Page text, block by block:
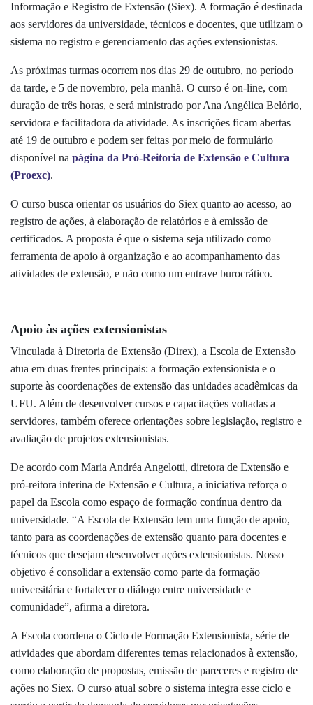
Informação e Registro de Extensão (Siex). A formação é destinada
aos servidores da universidade, técnicos e docentes, que utilizam o
sistema no registro e gerenciamento das ações extensionistas.
As próximas turmas ocorrem nos dias 29 de outubro, no período
da tarde, e 5 de novembro, pela manhã. O curso é on-line, com
duração de três horas, e será ministrado por Ana Angélica Belório,
servidora e facilitadora da atividade. As inscrições ficam abertas
até 19 de outubro e podem ser feitas por meio de formulário
disponível na página da Pró-Reitoria de Extensão e Cultura
(Proexc).
O curso busca orientar os usuários do Siex quanto ao acesso, ao
registro de ações, à elaboração de relatórios e à emissão de
certificados. A proposta é que o sistema seja utilizado como
ferramenta de apoio à organização e ao acompanhamento das
atividades de extensão, e não como um entrave burocrático.
Apoio às ações extensionistas
Vinculada à Diretoria de Extensão (Direx), a Escola de Extensão
atua em duas frentes principais: a formação extensionista e o
suporte às coordenações de extensão das unidades acadêmicas da
UFU. Além de desenvolver cursos e capacitações voltadas a
servidores, também oferece orientações sobre legislação, registro e
avaliação de projetos extensionistas.
De acordo com Maria Andréa Angelotti, diretora de Extensão e
pró-reitora interina de Extensão e Cultura, a iniciativa reforça o
papel da Escola como espaço de formação contínua dentro da
universidade. “A Escola de Extensão tem uma função de apoio,
tanto para as coordenações de extensão quanto para docentes e
técnicos que desejam desenvolver ações extensionistas. Nosso
objetivo é consolidar a extensão como parte da formação
universitária e fortalecer o diálogo entre universidade e
comunidade”, afirma a diretora.
A Escola coordena o Ciclo de Formação Extensionista, série de
atividades que abordam diferentes temas relacionados à extensão,
como elaboração de propostas, emissão de pareceres e registro de
ações no Siex. O curso atual sobre o sistema integra esse ciclo e